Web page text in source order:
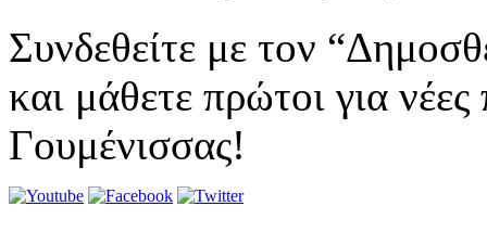
Συνδεθείτε με τον
και μάθετε πρώτοι για
Γουμένισσας!